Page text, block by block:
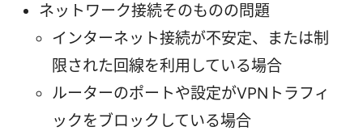
ネットワーク接続そのものの問題
インターネット接続が不安定、または制
限された回線を利用している場合
ルーターのポートや設定がVPNトラフィ
ックをブロックしている場合